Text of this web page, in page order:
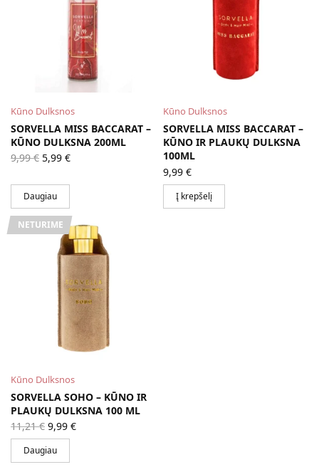
Kūno Dulksnos
SORVELLA MISS BACCARAT –
KŪNO DULKSNA 200ML
9,99€ Original
price
9,99 €.
5,99 €Current
Daugiau
Kūno Dulksnos
SORVELLA MISS BACCARAT –
KŪNO IR PLAUKŲ DULKSNA
100ML
9,99 €
Į krepšelį
NETURIME
Kūno Dulksnos
SORVELLA SOHO – KŪNO IR
PLAUKŲ DULKSNA 100 ML
11,21€ Original
price
was:
11,21 €.
9,99 €Current
Daugiau